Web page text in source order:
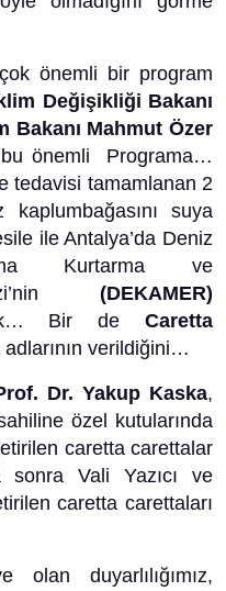
önemli bir program
Değişikliği Bakanı
Bakanı Mahmut Özer
bu önemli Programa…
tedavisi tamamlanan 2
suya
ile Antalya’da Deniz
Kurtarma ve
(DEKAMER)
Bir de Caretta
adlarının verildiğini…
Dr. Yakup Kaska,
özel kutularında
caretta carettalar
sonra Vali Yazıcı ve
caretta carettaları
olan duyarlılığımız,